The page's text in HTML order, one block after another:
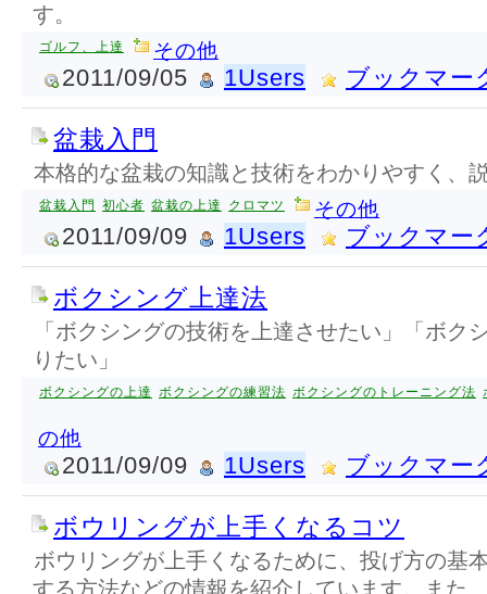
す。
ゴルフ、上達 その他
2011/09/05 1Users ブックマー
盆栽入門
本格的な盆栽の知識と技術をわかりやすく、
盆栽入門 初心者 盆栽の上達 クロマツ その他
2011/09/09 1Users ブックマー
ボクシング上達法
「ボクシングの技術を上達させたい」「ボク
りたい」
ボクシングの上達 ボクシングの練習法 ボクシングのトレーニング法
の他
2011/09/09 1Users ブックマー
ボウリングが上手くなるコツ
ボウリングが上手くなるために、投げ方の基
する方法などの情報を紹介しています。また